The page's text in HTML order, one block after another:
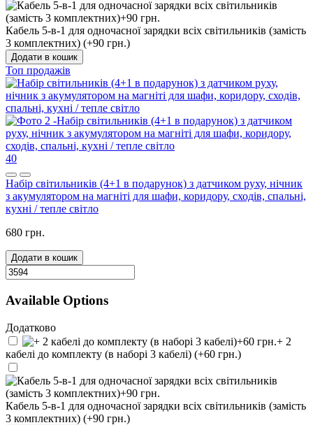
Кабель 5-в-1 для одночасної зарядки всіх світильників (замість
3 комплектних) (+90 грн.)
Додати в кошик
Топ продажів
40
Набір світильників (4+1 в подарунок) з датчиком руху, нічник
з акумулятором на магніті для шафи, коридору, сходів, спальні,
кухні / тепле світло
680 грн.
Додати в кошик
Available Options
Додатково
+ 2
кабелі до комплекту (в наборі 3 кабелі) (+60 грн.)
Кабель 5-в-1 для одночасної зарядки всіх світильників (замість
3 комплектних) (+90 грн.)